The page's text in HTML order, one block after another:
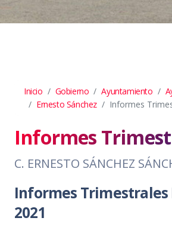
Inicio Gobierno Ayuntamiento
Ernesto Sánchez
Informes
Informes
C. ERNESTO SÁNCHEZ
Informes Trimestrales
2021